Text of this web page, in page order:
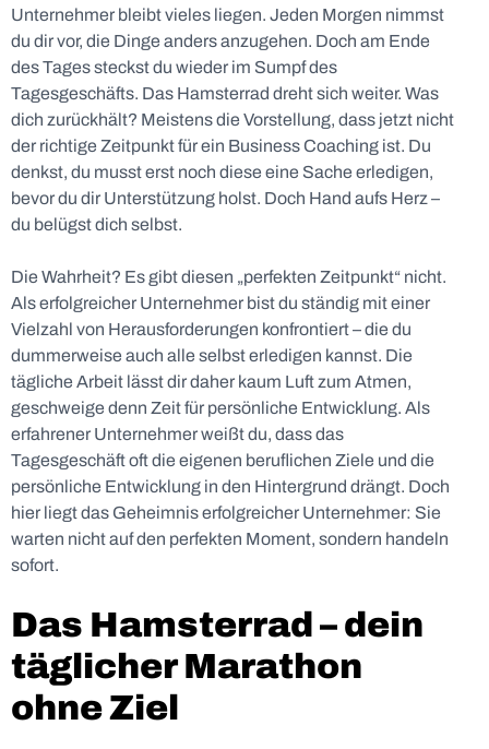
Unternehmer bleibt vieles liegen. Jeden Morgen nimmst
du dir vor, die Dinge anders anzugehen. Doch am Ende
des Tages steckst du wieder im Sumpf des
Tagesgeschäfts. Das Hamsterrad dreht sich weiter. Was
dich zurückhält? Meistens die Vorstellung, dass jetzt nicht
der richtige Zeitpunkt für ein Business Coaching ist. Du
denkst, du musst erst noch diese eine Sache erledigen,
bevor du dir Unterstützung holst. Doch Hand aufs Herz –
du belügst dich selbst.
Die Wahrheit? Es gibt diesen „perfekten Zeitpunkt“ nicht.
Als erfolgreicher Unternehmer bist du ständig mit einer
Vielzahl von Herausforderungen konfrontiert – die du
dummerweise auch alle selbst erledigen kannst. Die
tägliche Arbeit lässt dir daher kaum Luft zum Atmen,
geschweige denn Zeit für persönliche Entwicklung. Als
erfahrener Unternehmer weißt du, dass das
Tagesgeschäft oft die eigenen beruflichen Ziele und die
persönliche Entwicklung in den Hintergrund drängt. Doch
hier liegt das Geheimnis erfolgreicher Unternehmer: Sie
warten nicht auf den perfekten Moment, sondern handeln
sofort.
Das Hamsterrad – dein
täglicher Marathon
ohne Ziel